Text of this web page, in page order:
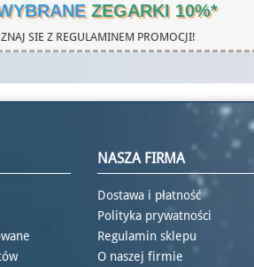
ZEGARKI 10%*
SIE Z REGULAMINEM PROMOCJI!
NASZA FIRMA
Dostawa i płatność
Polityka prywatności
Regulamin sklepu
O naszej firmie